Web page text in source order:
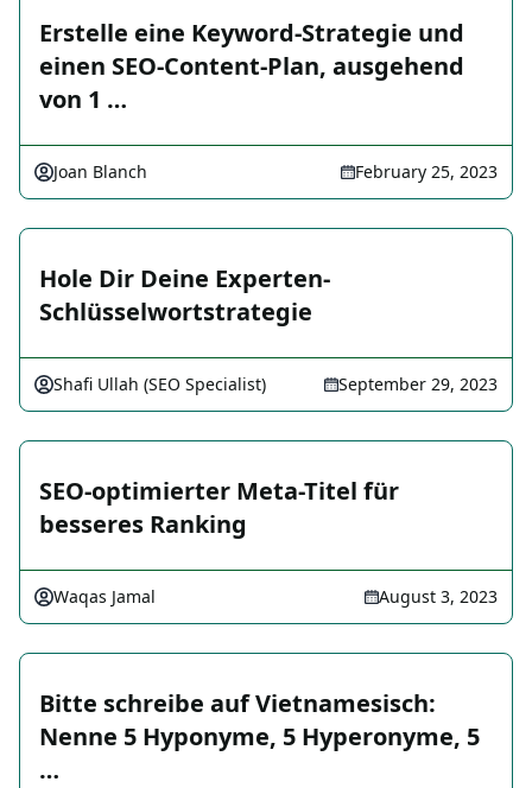
Erstelle eine Keyword-Strategie und
einen SEO-Content-Plan, ausgehend
von 1 …
Joan Blanch February 25, 2023
Hole Dir Deine Experten-
Schlüsselwortstrategie
Shafi Ullah (SEO Specialist) September 29, 2023
SEO-optimierter Meta-Titel für
besseres Ranking
Waqas Jamal August 3, 2023
Bitte schreibe auf Vietnamesisch:
Nenne 5 Hyponyme, 5 Hyperonyme, 5
…